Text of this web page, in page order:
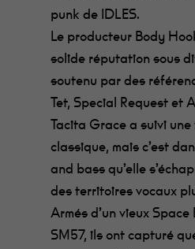
punk de IDLES.
Le producteur Body
solide réputation sous
soutenu par des
Tet, Special Request et
Tacita Grace a suivi
classique, mais c’est
and bass qu’elle
des territoires vocaux
Armés d’un vieux Space
SM57, ils ont capturé